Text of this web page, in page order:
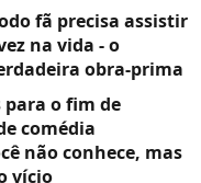
fã precisa assistir
na vida - o
obra-prima
para o fim de
comédia
não conhece, mas
vício